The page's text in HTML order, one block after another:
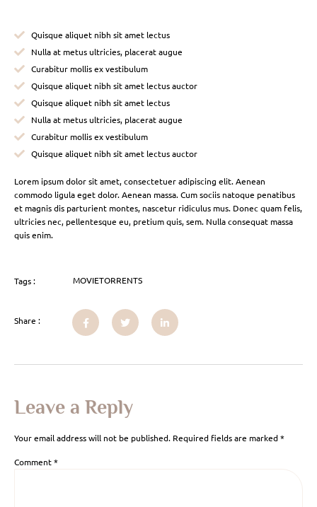
Quisque aliquet nibh sit amet lectus
Nulla at metus ultricies, placerat augue
Curabitur mollis ex vestibulum
Quisque aliquet nibh sit amet lectus auctor
Quisque aliquet nibh sit amet lectus
Nulla at metus ultricies, placerat augue
Curabitur mollis ex vestibulum
Quisque aliquet nibh sit amet lectus auctor
Lorem ipsum dolor sit amet, consectetuer adipiscing elit. Aenean
commodo ligula eget dolor. Aenean massa. Cum sociis natoque penatibus
et magnis dis parturient montes, nascetur ridiculus mus. Donec quam felis,
ultricies nec, pellentesque eu, pretium quis, sem. Nulla consequat massa
quis enim.
Tags : MOVIETORRENTS
Share :
Leave a Reply
Your email address will not be published. Required fields are marked*
Comment*